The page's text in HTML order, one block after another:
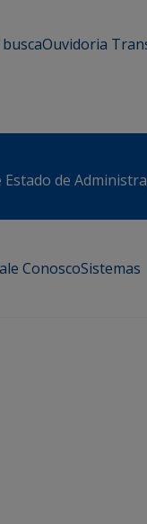
Ouvidoria
Estado de
ConoscoSistemas